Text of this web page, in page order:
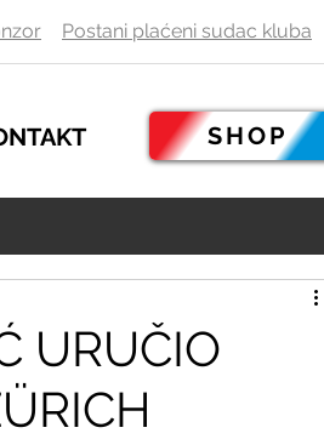
Postani plaćeni sudac kluba
SHOP
URUČIO